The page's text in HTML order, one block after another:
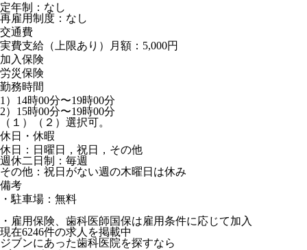
定年制：なし
再雇用制度：なし
交通費
実費支給（上限あり）月額：5,000円
加入保険
労災保険
勤務時間
1）14時00分〜19時00分
2）15時00分〜19時00分
（１）（２）選択可。
休日・休暇
休日：日曜日，祝日，その他
週休二日制：毎週
その他：祝日がない週の木曜日は休み
備考
・駐車場：無料
・雇用保険、歯科医師国保は雇用条件に応じて加入
現在6246件の求人を掲載中
ジブンにあった歯科医院を探すなら